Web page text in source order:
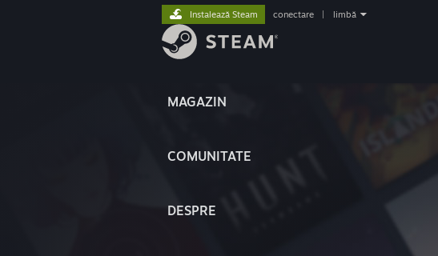
MAGAZIN
COMUNITATE
DESPRE
Instalează Steam conectare limbă